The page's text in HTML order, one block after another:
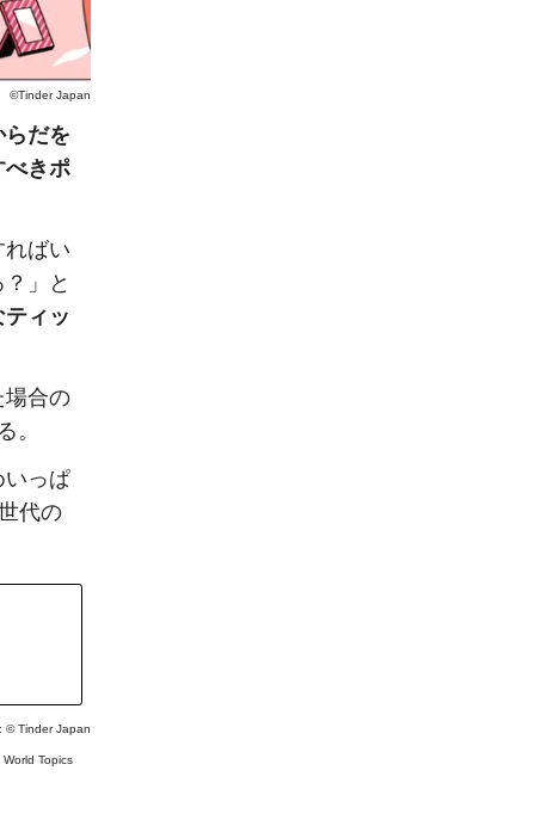
©Tinder Japan
らだを
べきポ
ばい
」と
ィッ
場合の
。
いっぱ
代の
©Tinder Japan
World Topics